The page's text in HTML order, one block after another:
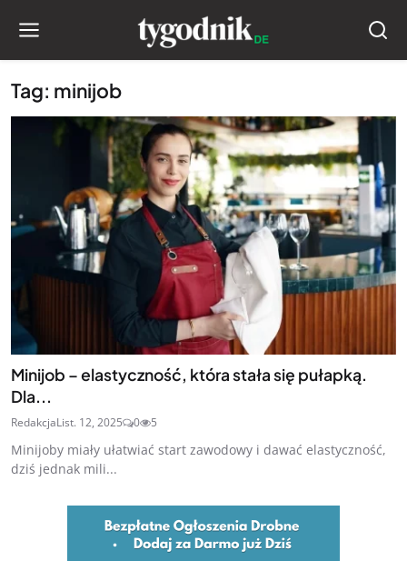
Tag: minijob
Minijob – elastyczność, która stała się pułapką.
Dla...
RedakcjaList. 12, 2025 0 5
Minijoby miały ułatwiać start zawodowy i dawać elastyczność,
dziś jednak mili...